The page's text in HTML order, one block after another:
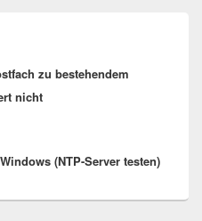
zu bestehendem
nicht
(NTP-Server testen)